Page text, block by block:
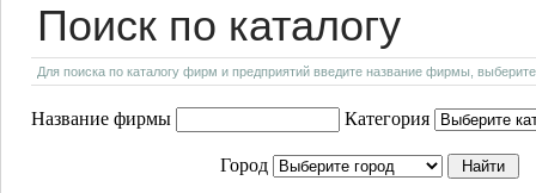
Поиск по каталогу
Для поиска по каталогу фирм и предприятий введите название фирмы, выберите
Название фирмы Категория
Город